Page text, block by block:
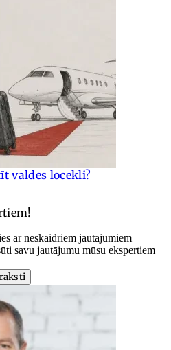
valdes locekli?
ar neskaidriem jautājumiem
savu jautājumu mūsu ekspertiem